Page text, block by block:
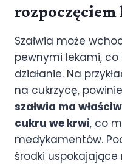
rozpoczęciem
Szałwia może
pewnymi lekami,
działanie. Na
na cukrzycę,
szałwia ma
cukru we krwi, co
medykamentów.
środki